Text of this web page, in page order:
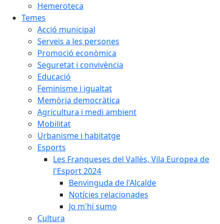
Hemeroteca
Temes
Acció municipal
Serveis a les persones
Promoció econòmica
Seguretat i convivència
Educació
Feminisme i igualtat
Memòria democràtica
Agricultura i medi ambient
Mobilitat
Urbanisme i habitatge
Esports
Les Franqueses del Vallès, Vila Europea de
l'Esport 2024
Benvinguda de l'Alcalde
Notícies relacionades
Jo m'hi sumo
Cultura